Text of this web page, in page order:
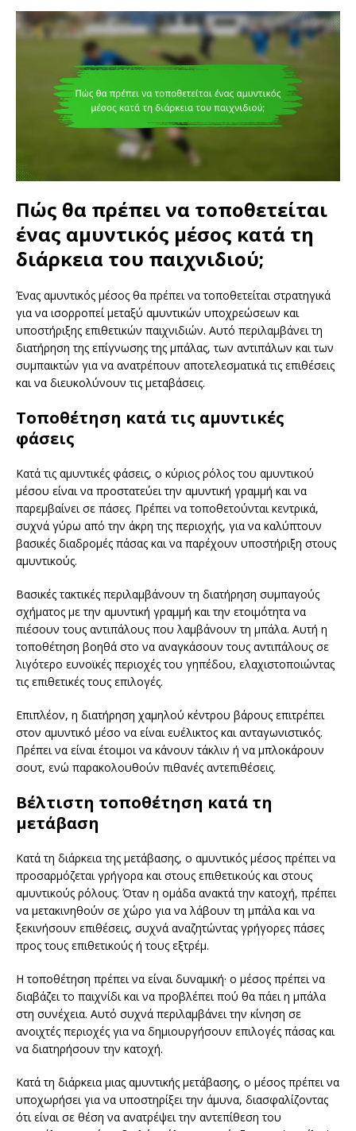
Πώς θα πρέπει να τοποθετείται
ένας αμυντικός μέσος κατά τη
διάρκεια του παιχνιδιού;
Ένας αμυντικός μέσος θα πρέπει να τοποθετείται στρατηγικά
για να ισορροπεί μεταξύ αμυντικών υποχρεώσεων και
υποστήριξης επιθετικών παιχνιδιών. Αυτό περιλαμβάνει τη
διατήρηση της επίγνωσης της μπάλας, των αντιπάλων και των
συμπαικτών για να ανατρέπουν αποτελεσματικά τις επιθέσεις
και να διευκολύνουν τις μεταβάσεις.
Τοποθέτηση κατά τις αμυντικές
φάσεις
Κατά τις αμυντικές φάσεις, ο κύριος ρόλος του αμυντικού
μέσου είναι να προστατεύει την αμυντική γραμμή και να
παρεμβαίνει σε πάσες. Πρέπει να τοποθετούνται κεντρικά,
συχνά γύρω από την άκρη της περιοχής, για να καλύπτουν
βασικές διαδρομές πάσας και να παρέχουν υποστήριξη στους
αμυντικούς.
Βασικές τακτικές περιλαμβάνουν τη διατήρηση συμπαγούς
σχήματος με την αμυντική γραμμή και την ετοιμότητα να
πιέσουν τους αντιπάλους που λαμβάνουν τη μπάλα. Αυτή η
τοποθέτηση βοηθά στο να αναγκάσουν τους αντιπάλους σε
λιγότερο ευνοϊκές περιοχές του γηπέδου, ελαχιστοποιώντας
τις επιθετικές τους επιλογές.
Επιπλέον, η διατήρηση χαμηλού κέντρου βάρους επιτρέπει
στον αμυντικό μέσο να είναι ευέλικτος και ανταγωνιστικός.
Πρέπει να είναι έτοιμοι να κάνουν τάκλιν ή να μπλοκάρουν
σουτ, ενώ παρακολουθούν πιθανές αντεπιθέσεις.
Βέλτιστη τοποθέτηση κατά τη
μετάβαση
Κατά τη διάρκεια της μετάβασης, ο αμυντικός μέσος πρέπει να
προσαρμόζεται γρήγορα και στους επιθετικούς και στους
αμυντικούς ρόλους. Όταν η ομάδα ανακτά την κατοχή, πρέπει
να μετακινηθούν σε χώρο για να λάβουν τη μπάλα και να
ξεκινήσουν επιθέσεις, συχνά αναζητώντας γρήγορες πάσες
προς τους επιθετικούς ή τους εξτρέμ.
Η τοποθέτηση πρέπει να είναι δυναμική· ο μέσος πρέπει να
διαβάζει το παιχνίδι και να προβλέπει πού θα πάει η μπάλα
στη συνέχεια. Αυτό συχνά περιλαμβάνει την κίνηση σε
ανοιχτές περιοχές για να δημιουργήσουν επιλογές πάσας και
να διατηρήσουν την κατοχή.
Κατά τη διάρκεια μιας αμυντικής μετάβασης, ο μέσος πρέπει να
υποχωρήσει για να υποστηρίξει την άμυνα, διασφαλίζοντας
ότι είναι σε θέση να ανατρέψει την αντεπίθεση του